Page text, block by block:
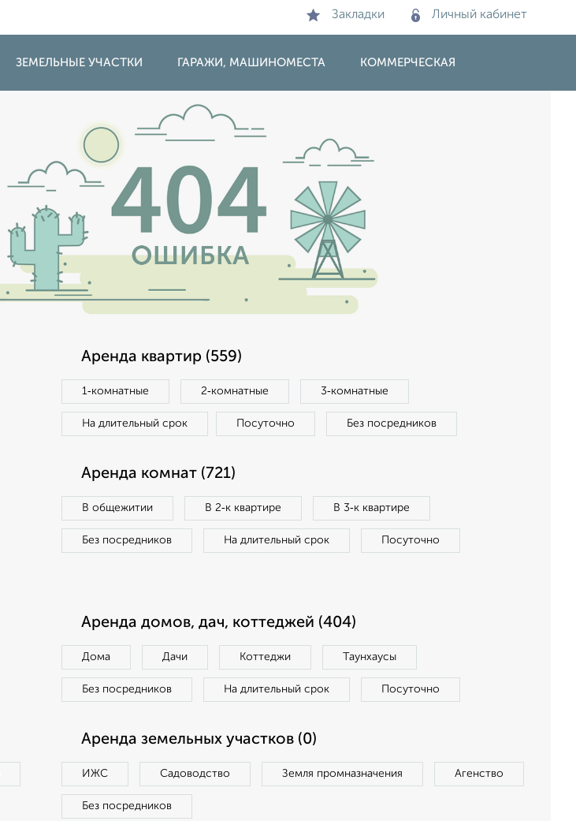
Закладки Личный кабинет
ЗЕМЕЛЬНЫЕ УЧАСТКИ ГАРАЖИ, МАШИНОМЕСТА КОММЕРЧЕСКАЯ
Аренда квартир (559)
1‑комнатные 2‑комнатные 3‑комнатные
На длительный срок Посуточно Без посредников
Аренда комнат (721)
В общежитии В 2‑к квартире В 3‑к квартире
Без посредников На длительный срок Посуточно
Аренда домов, дач, коттеджей (404)
Дома Дачи Коттеджи Таунхаусы
Без посредников На длительный срок Посуточно
Аренда земельных участков (0)
ИЖС Садоводство Земля промназначения Агенство
Без посредников